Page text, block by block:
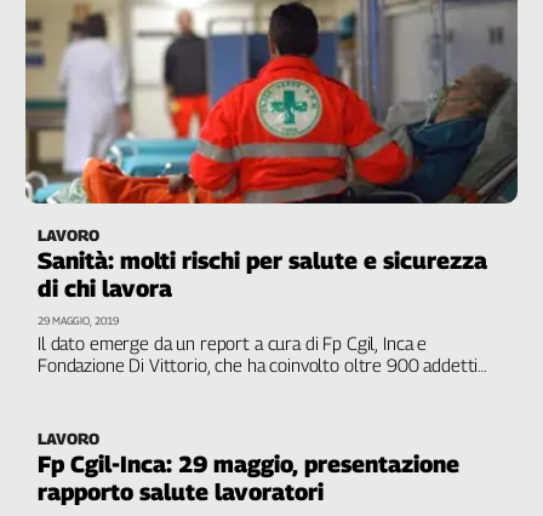
trasmissioni
tv
Work
L'Italia
nel
Lavoro
Territori
Abruzzo-
Molise
Alto
Basilicata
Calabria
Campania
LAVORO
Sanità: molti rischi per salute e sicurezza
di chi lavora
Il dato emerge da un report a cura di Fp Cgil, Inca e
Fondazione Di Vittorio, che ha coinvolto oltre 900 addetti
29 MAGGIO, 2019
LAVORO
Fp Cgil-Inca: 29 maggio, presentazione
rapporto salute lavoratori